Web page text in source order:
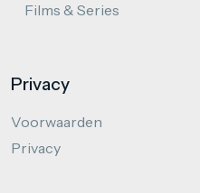
Films & Series
Privacy
Voorwaarden
Privacy